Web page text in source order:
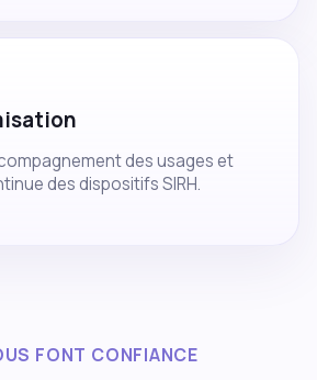
des usages et
des dispositifs SIRH.
FONT CONFIANCE